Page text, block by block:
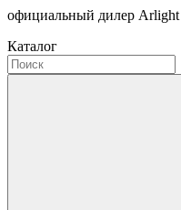
официальный дилер Arlight
Каталог